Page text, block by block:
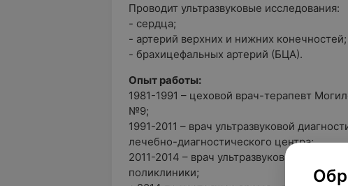
Проводит ультразвуковые исследования:
- сердца;
- артерий верхних и нижних конечностей;
- брахицефальных артерий (БЦА).
Опыт работы:
1981-1991 – цеховой врач-терапевт
№9;
1991-2011 – врач ультразвуковой
лечебно-диагностического центра;
2011-2014 – врач ультразвуковой
поликлиники;